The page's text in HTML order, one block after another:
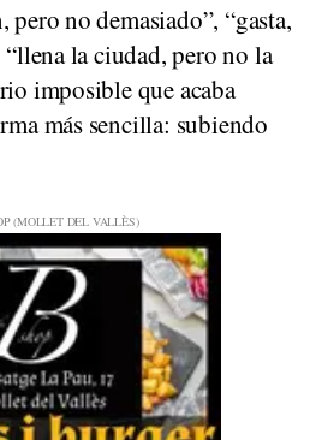
no demasiado”, “gasta,
la ciudad, pero no la
imposible que acaba
más sencilla: subiendo